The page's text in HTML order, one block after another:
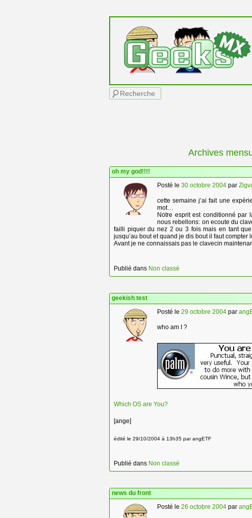
Recherche
Menu principal
Archives
oh my god!!!!
Posté le 30 octobre 2004 par
cette semaine j’ai fait une
mot…
Notre esprit est conditionné par
nous rebellons: on ecoute du
failli piquer du nez 2 ou 3 fois mais en tant
jusqu’au bout et quand je dis bout il faut
Avant je ne connaissais pas le clavecin
Publié dans Non classé
geekish test
Posté le 29 octobre 2004 par
who am I ?
Which OS are You?
[ange]
édité le 29/10/2004 à 13h35 par angETF
Publié dans Non classé
news du front
Posté le 26 octobre 2004 par